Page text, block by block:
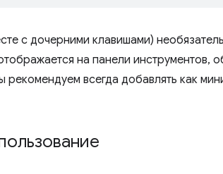
с дочерними клавишами)
на панели инструментов,
всегда добавлять как